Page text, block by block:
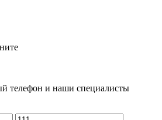
телефон и наши специалисты